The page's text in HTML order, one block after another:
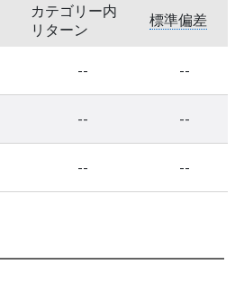
カテゴリー内
リターン
標準偏差
-- --
-- --
-- --